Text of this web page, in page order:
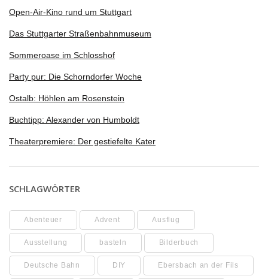
Open-Air-Kino rund um Stuttgart
Das Stuttgarter Straßenbahnmuseum
Sommeroase im Schlosshof
Party pur: Die Schorndorfer Woche
Ostalb: Höhlen am Rosenstein
Buchtipp: Alexander von Humboldt
Theaterpremiere: Der gestiefelte Kater
SCHLAGWÖRTER
Abenteuer Advent Ausflug
Ausstellung basteln Bilderbuch
Deutsche Bahn DIY Ebersbach an der Fils